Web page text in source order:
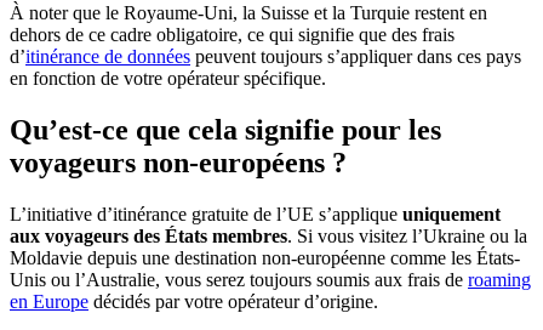
À noter que le Royaume-Uni, la Suisse et la Turquie restent en
dehors de ce cadre obligatoire, ce qui signifie que des frais
d’itinérance de données peuvent toujours s’appliquer dans ces pays
en fonction de votre opérateur spécifique.
Qu’est-ce que cela signifie pour les
voyageurs non-européens ?
L’initiative d’itinérance gratuite de l’UE s’applique uniquement
aux voyageurs des États membres. Si vous visitez l’Ukraine ou la
Moldavie depuis une destination non-européenne comme les États-
Unis ou l’Australie, vous serez toujours soumis aux frais de roaming
en Europe décidés par votre opérateur d’origine.